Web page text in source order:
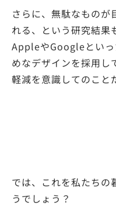
さらに、無駄なものが
れる、という研究結果
AppleやGoogleといっ
めなデザインを採用し
軽減を意識してのこと
では、これを私たちの
うでしょう？